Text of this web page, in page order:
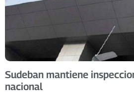
Sudeban mantiene
nacional